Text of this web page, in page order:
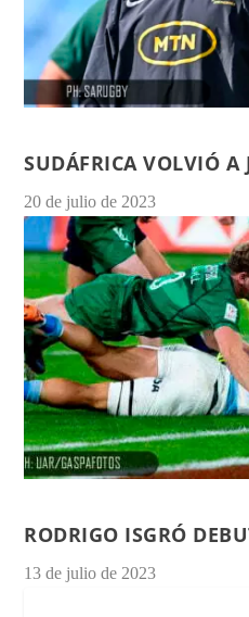
SUDÁFRICA VOLVIÓ A
20 de julio de 2023
RODRIGO ISGRÓ
13 de julio de 2023